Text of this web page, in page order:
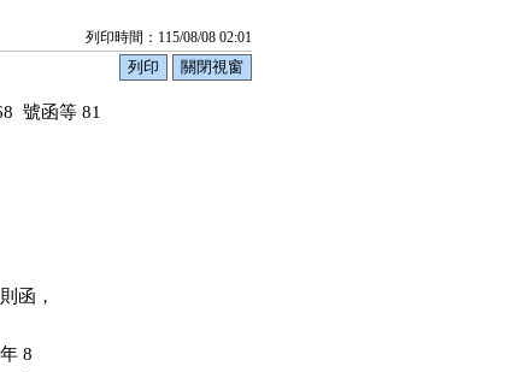
列印時間：115/08/08 02:01
號函等 81
函，
8